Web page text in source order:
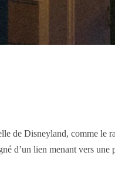
de Disneyland, comme
d’un lien menant vers